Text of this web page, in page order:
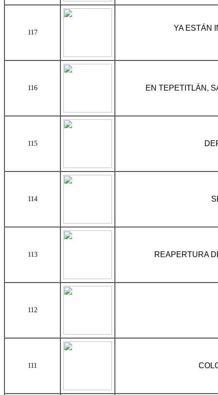
117
YA ESTÁN
116 EN TEPETITLÁN,
115
114
113 REAPERTURA
112
111